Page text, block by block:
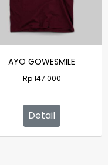
AYO GOWESMILE
Rp147.000
Detail